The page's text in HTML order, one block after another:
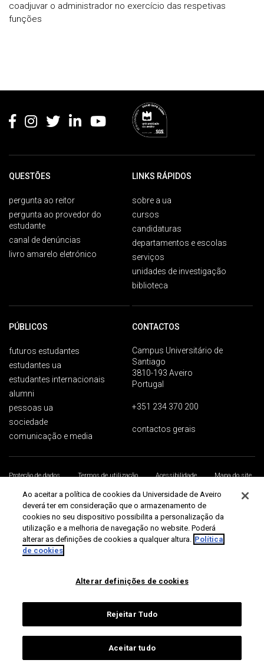
coadjuvar o administrador no exercício das respetivas
funções
QUESTÕES
pergunta ao reitor
pergunta ao provedor do
estudante
canal de denúncias
livro amarelo eletrónico
LINKS RÁPIDOS
sobre a ua
cursos
candidaturas
departamentos e escolas
serviços
unidades de investigação
biblioteca
PÚBLICOS
futuros estudantes
estudantes ua
estudantes internacionais
alumni
pessoas ua
sociedade
comunicação e media
CONTACTOS
Campus Universitário de
Santiago
3810-193 Aveiro
Portugal
+351 234 370 200
contactos gerais
Proteção de dados Termos de utilização Acessibilidade
Mapa do site
Universidade de Aveiro 2026
Ao aceitar a política de cookies da Universidade de Aveiro
deverá ter em consideração que o armazenamento de
cookies no seu dispositivo possibilita a personalização da
utilização e a melhoria de navegação no website. Poderá
alterar as definições de cookies a qualquer altura. Política
de cookies
Alterar definições de cookies
Rejeitar Tudo
Aceitar tudo